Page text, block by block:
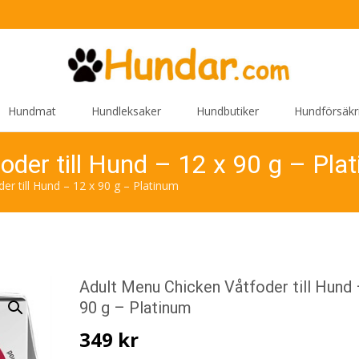
Hundmat Hundleksaker Hundbutiker
till Hund – 12 x 90 g –
till Hund – 12 x 90 g – Platinum
Adult Menu Chicken Våtfoder till Hund
90 g – Platinum
349 kr